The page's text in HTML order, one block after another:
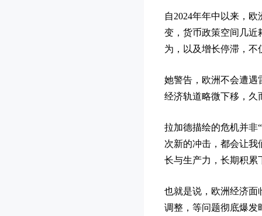
自2024年年中以来，
变，货币政策空间几近
为，以及增长停滞，不
她警告，欧洲不会遭遇
经济轨道略微下移，久
拉加德描绘的危机并非
次新的冲击，都会让我
长与生产力，长期积累
也就是说，欧洲经济面
调整，等问题彻底爆发